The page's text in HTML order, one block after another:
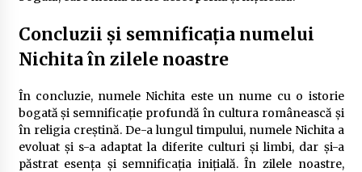
Concluzii și semnificația numelui
Nichita în zilele noastre
În concluzie, numele Nichita este un nume cu o istorie
bogată și semnificație profundă în cultura românească și
în religia creștină. De-a lungul timpului, numele Nichita a
evoluat și s-a adaptat la diferite culturi și limbi, dar și-a
păstrat esența și semnificația inițială. În zilele noastre,